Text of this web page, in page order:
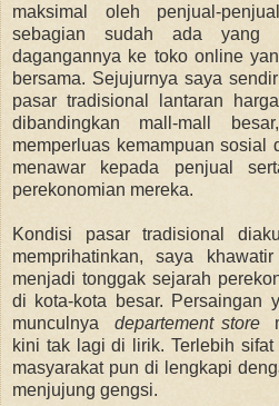
maksimal oleh penjual-
sebagian sudah ada yang
dagangannya ke toko online
bersama. Sejujurnya saya
pasar tradisional lantaran
dibandingkan mall-mall
memperluas kemampuan sosial
menawar kepada penjual
perekonomian mereka.
Kondisi pasar tradisional
memprihatinkan, saya
menjadi tonggak sejarah
di kota-kota besar. Persaingan
munculnya departement store
kini tak lagi di lirik. Terlebih
masyarakat pun di lengkapi
menjujung gengsi.